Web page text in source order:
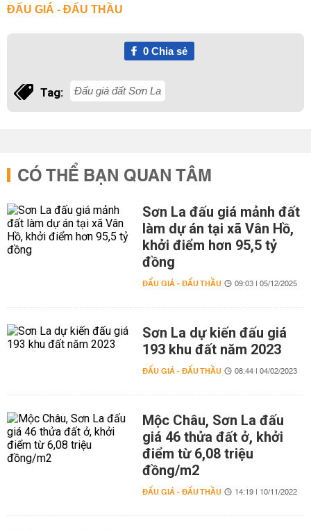
ĐẤU GIÁ - ĐẤU THẦU
0Chia sẻ
Tag: Đấu giá đất Sơn La
CÓ THỂ BẠN QUAN TÂM
Sơn La đấu giá mảnh đất
làm dự án tại xã Vân Hồ,
khởi điểm hơn 95,5 tỷ
đồng
ĐẤU GIÁ - ĐẤU THẦU 09:03 | 05/12/2025
Sơn La dự kiến đấu giá
193 khu đất năm 2023
ĐẤU GIÁ - ĐẤU THẦU 08:44 | 04/02/2023
Mộc Châu, Sơn La đấu
giá 46 thửa đất ở, khởi
điểm từ 6,08 triệu
đồng/m2
ĐẤU GIÁ - ĐẤU THẦU 14:19 | 10/11/2022